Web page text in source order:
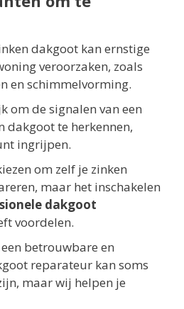
dakgoot kan ernstige
veroorzaken, zoals
en schimmelvorming.
om de signalen van een
dakgoot te herkennen,
ingrijpen.
om zelf je zinken
maar het inschakelen
dakgoot
voordelen.
betrouwbare en
reparateur kan soms
maar wij helpen je